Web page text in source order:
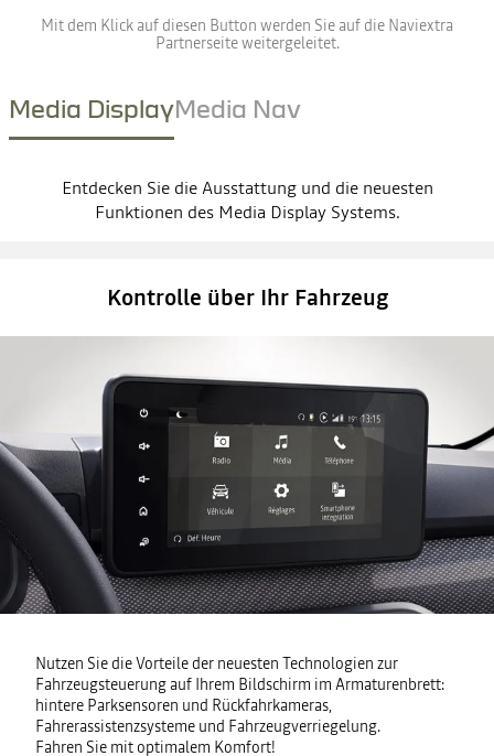
Mit dem Klick auf diesen Button werden Sie auf die Naviextra
Partnerseite weitergeleitet.
Media DisplayMedia Nav
Entdecken Sie die Ausstattung und die neuesten
Funktionen des Media Display Systems.
Kontrolle über Ihr Fahrzeug
Nutzen Sie die Vorteile der neuesten Technologien zur
Fahrzeugsteuerung auf Ihrem Bildschirm im Armaturenbrett:
hintere Parksensoren und Rückfahrkameras,
Fahrerassistenzsysteme und Fahrzeugverriegelung.
Fahren Sie mit optimalem Komfort!